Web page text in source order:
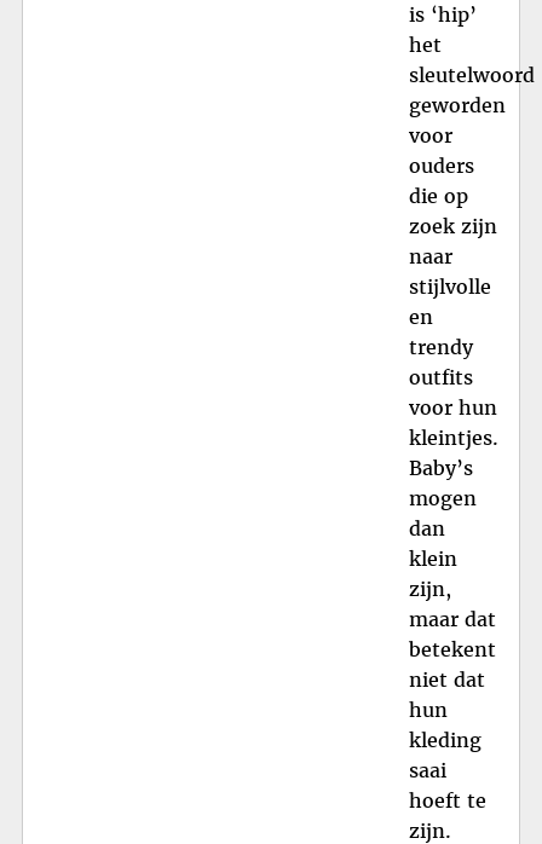
is ‘hip’
het
sleutelwoord
geworden
voor
ouders
die op
zoek zijn
naar
stijlvolle
en
trendy
outfits
voor hun
kleintjes.
Baby’s
mogen
dan
klein
zijn,
maar dat
betekent
niet dat
hun
kleding
saai
hoeft te
zijn.